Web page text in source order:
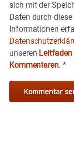
sich mit der
Daten durch
Informationen
unseren
Kommentaren. *